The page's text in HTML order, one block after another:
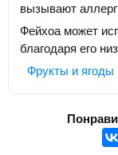
вызывают
Фейхоа может
благодаря его
Фрукты и ягоды